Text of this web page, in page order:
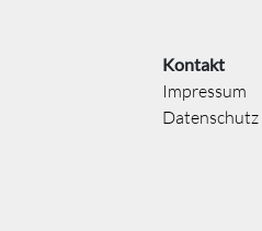
Kontakt
Impressum
Datenschutz